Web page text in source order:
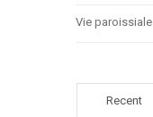
Vie paroissiale
Recent